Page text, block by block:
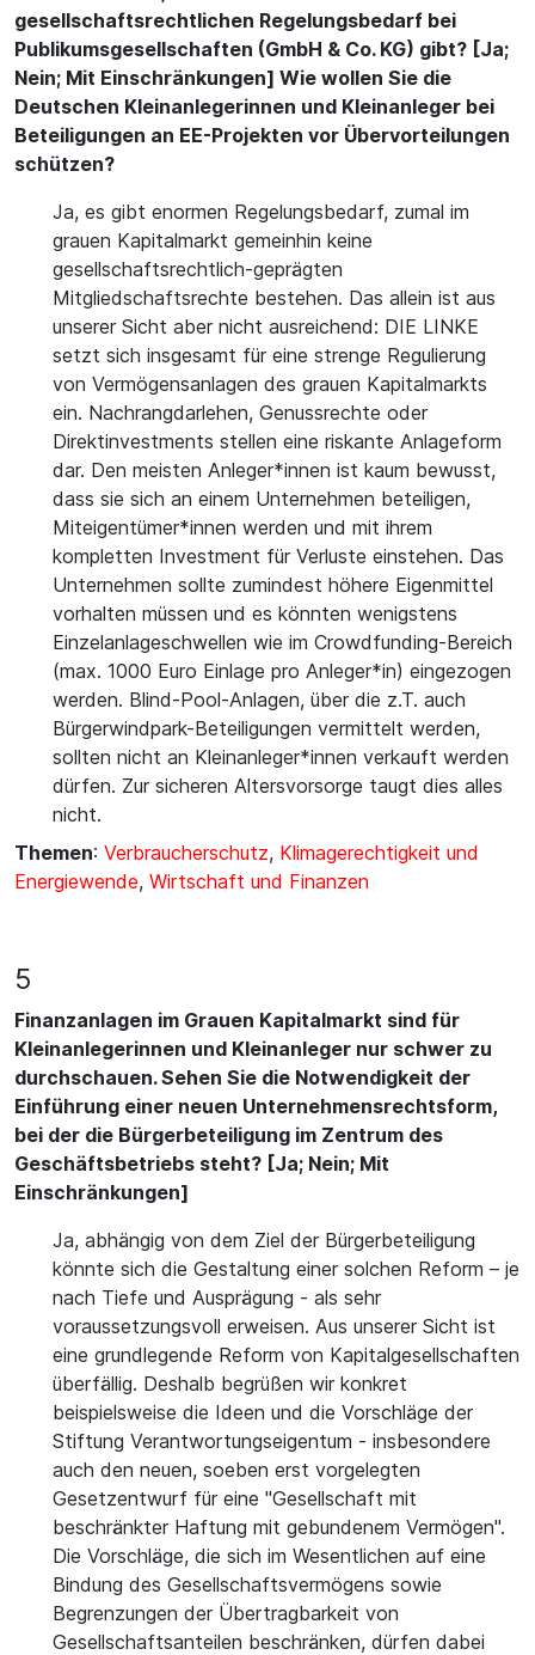
gesellschaftsrechtlichen Regelungsbedarf bei
Publikumsgesellschaften (GmbH & Co. KG) gibt? [Ja;
Nein; Mit Einschränkungen] Wie wollen Sie die
Deutschen Kleinanlegerinnen und Kleinanleger bei
Beteiligungen an EE-Projekten vor Übervorteilungen
schützen?
Ja, es gibt enormen Regelungsbedarf, zumal im
grauen Kapitalmarkt gemeinhin keine
gesellschaftsrechtlich-geprägten
Mitgliedschaftsrechte bestehen. Das allein ist aus
unserer Sicht aber nicht ausreichend: DIE LINKE
setzt sich insgesamt für eine strenge Regulierung
von Vermögensanlagen des grauen Kapitalmarkts
ein. Nachrangdarlehen, Genussrechte oder
Direktinvestments stellen eine riskante Anlageform
dar. Den meisten Anleger*innen ist kaum bewusst,
dass sie sich an einem Unternehmen beteiligen,
Miteigentümer*innen werden und mit ihrem
kompletten Investment für Verluste einstehen. Das
Unternehmen sollte zumindest höhere Eigenmittel
vorhalten müssen und es könnten wenigstens
Einzelanlageschwellen wie im Crowdfunding-Bereich
(max. 1000 Euro Einlage pro Anleger*in) eingezogen
werden. Blind-Pool-Anlagen, über die z.T. auch
Bürgerwindpark-Beteiligungen vermittelt werden,
sollten nicht an Kleinanleger*innen verkauft werden
dürfen. Zur sicheren Altersvorsorge taugt dies alles
nicht.
Themen: Verbraucherschutz, Klimagerechtigkeit und
Energiewende, Wirtschaft und Finanzen
5
Finanzanlagen im Grauen Kapitalmarkt sind für
Kleinanlegerinnen und Kleinanleger nur schwer zu
durchschauen. Sehen Sie die Notwendigkeit der
Einführung einer neuen Unternehmensrechtsform,
bei der die Bürgerbeteiligung im Zentrum des
Geschäftsbetriebs steht? [Ja; Nein; Mit
Einschränkungen]
Ja, abhängig von dem Ziel der Bürgerbeteiligung
könnte sich die Gestaltung einer solchen Reform – je
nach Tiefe und Ausprägung - als sehr
voraussetzungsvoll erweisen. Aus unserer Sicht ist
eine grundlegende Reform von Kapitalgesellschaften
überfällig. Deshalb begrüßen wir konkret
beispielsweise die Ideen und die Vorschläge der
Stiftung Verantwortungseigentum - insbesondere
auch den neuen, soeben erst vorgelegten
Gesetzentwurf für eine "Gesellschaft mit
beschränkter Haftung mit gebundenem Vermögen".
Die Vorschläge, die sich im Wesentlichen auf eine
Bindung des Gesellschaftsvermögens sowie
Begrenzungen der Übertragbarkeit von
Gesellschaftsanteilen beschränken, dürfen dabei